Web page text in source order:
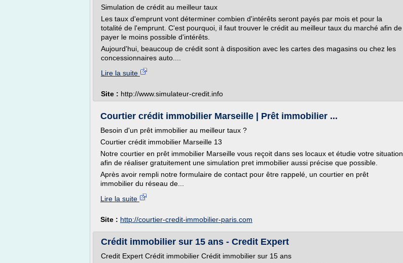
Simulation de crédit au meilleur taux
Les taux d'emprunt vont déterminer combien d'intérêts seront payés par mois et pour la
totalité de l'emprunt. C'est pourquoi, il faut trouver le crédit au meilleur taux du marché afin de
payer le moins possible d'intérêts.
Aujourd'hui, beaucoup de crédit sont à disposition avec les cartes des magasins ou chez les
concessionnaires auto....
Lire la suite
Site : http://www.simulateur-credit.info
Courtier crédit immobilier Marseille | Prêt immobilier ...
Besoin d'un prêt immobilier au meilleur taux ?
Courtier crédit immobilier Marseille 13
Notre courtier en prêt immobilier Marseille vous reçoit dans ses locaux et étudie votre situation
afin de réaliser gratuitement une simulation pret immobilier aussi précise que possible.
Après avoir rempli notre formulaire de contact pour être rappelé, un courtier en prêt
immobilier du réseau de...
Lire la suite
Site : http://courtier-credit-immobilier-paris.com
Crédit immobilier sur 15 ans - Credit Expert
Credit Expert Crédit immobilier Crédit immobilier sur 15 ans